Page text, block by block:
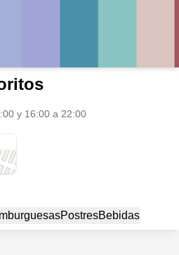
y 16:00 a 22:00
PostresBebidas